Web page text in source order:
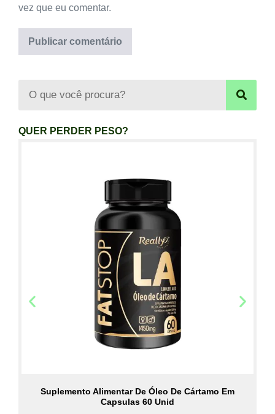
vez que eu comentar.
QUER PERDER PESO?
Suplemento Alimentar De Óleo De Cártamo Em
Capsulas 60 Unid